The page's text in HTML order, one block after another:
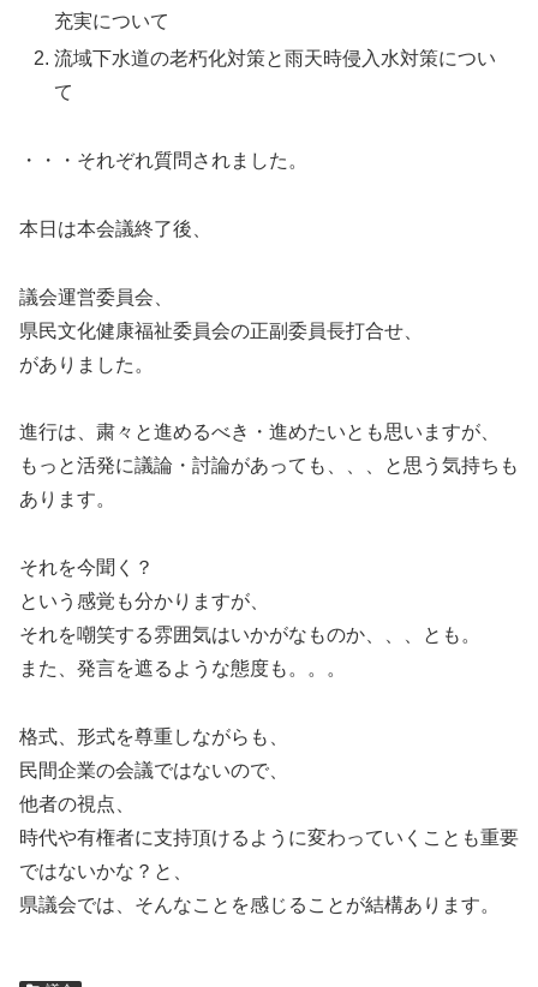
充実について
流域下水道の老朽化対策と雨天時侵入水対策につい
て
・・・それぞれ質問されました。
本日は本会議終了後、
議会運営委員会、
県民文化健康福祉委員会の正副委員長打合せ、
がありました。
進行は、粛々と進めるべき・進めたいとも思いますが、
もっと活発に議論・討論があっても、、、と思う気持ちも
あります。
それを今聞く？
という感覚も分かりますが、
それを嘲笑する雰囲気はいかがなものか、、、とも。
また、発言を遮るような態度も。。。
格式、形式を尊重しながらも、
民間企業の会議ではないので、
他者の視点、
時代や有権者に支持頂けるように変わっていくことも重要
ではないかな？と、
県議会では、そんなことを感じることが結構あります。